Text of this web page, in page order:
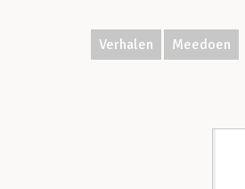
Verhalen Meedoen